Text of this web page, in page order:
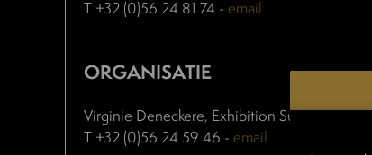
T +32 (0)56 24 81 74 - email
ORGANISATIE
Virginie Deneckere, Exhibition Support
T +32 (0)56 24 59 46 - email